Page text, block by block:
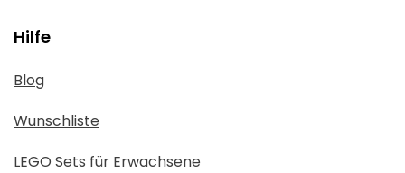
Hilfe
Blog
Wunschliste
LEGO Sets für Erwachsene